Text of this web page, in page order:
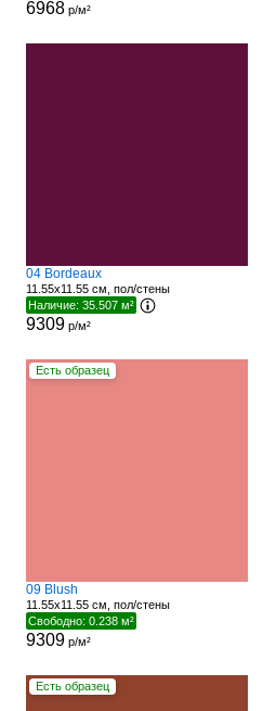
6968р/м²
04 Bordeaux
11.55x11.55 см, пол/стены
Наличие: 35.507 м²
9309р/м²
Есть образец
09 Blush
11.55x11.55 см, пол/стены
Свободно: 0.238 м²
9309р/м²
Есть образец